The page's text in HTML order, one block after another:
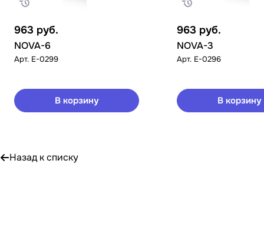
963 руб.
NOVA-6
Арт. E-0299
В корзину
963 руб.
NOVA-3
Арт. E-0296
В корзину
Назад к списку